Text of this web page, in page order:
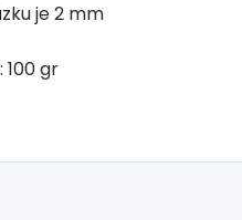
je 2 mm
gr